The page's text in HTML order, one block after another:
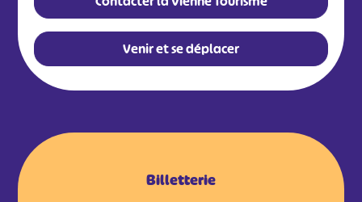
Venir et se déplacer
Billetterie